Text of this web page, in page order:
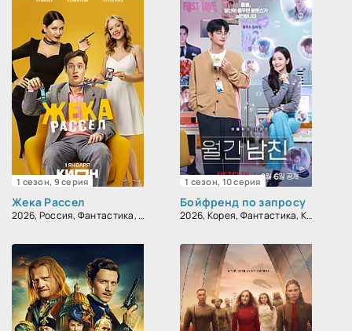
1 сезон, 9 серия
Жека Рассел
2026, Россия, Фантастика, Комедия
1 сезон, 10 серия
Бойфренд по запросу
2026, Корея, Фантастика, Комедия, Мелодрама